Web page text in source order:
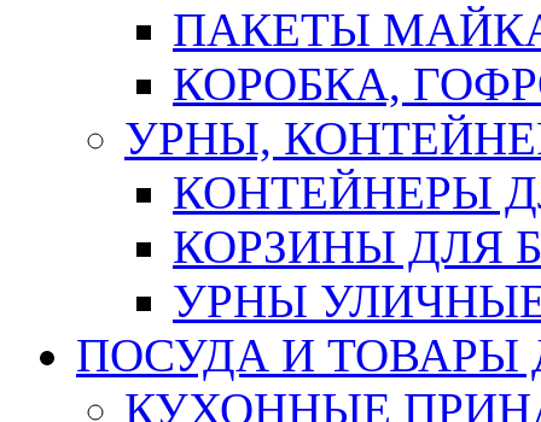
ПАКЕТЫ
КОРОБКА,
УРНЫ,
КОНТЕЙНЕРЫ
КОРЗИНЫ ДЛЯ
УРНЫ
ПОСУДА И ТОВАРЫ
КУХОННЫЕ